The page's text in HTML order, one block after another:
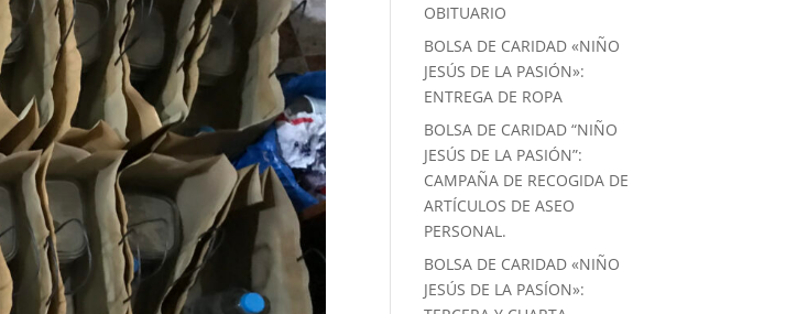
OBITUARIO
BOLSA DE CARIDAD «NIÑO
JESÚS DE LA PASIÓN»:
ENTREGA DE ROPA
BOLSA DE CARIDAD “NIÑO
JESÚS DE LA PASIÓN”:
CAMPAÑA DE RECOGIDA DE
ARTÍCULOS DE ASEO
PERSONAL.
BOLSA DE CARIDAD «NIÑO
JESÚS DE LA PASÍON»: